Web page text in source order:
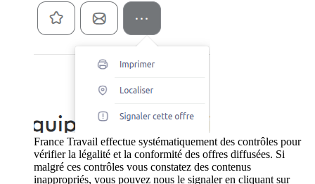
France Travail effectue systématiquement des contrôles pour
vérifier la légalité et la conformité des offres diffusées. Si
malgré ces contrôles vous constatez des contenus
inappropriés, vous pouvez nous le signaler en cliquant sur